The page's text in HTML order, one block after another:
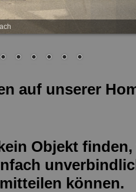
auf unserer
Objekt
können.